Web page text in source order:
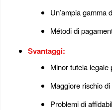
Un’ampia gamma
Métodi di
Svantaggi:
Minor tutela legale
Maggiore rischio di
Problemi di